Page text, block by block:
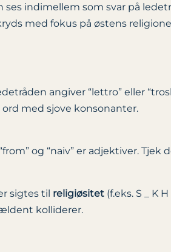
indimellem som svar på
med fokus på østens
angiver “lettro” eller
med sjove konsonanter.
og “naiv” er adjektiver.
sigtes til religiøsitet (f.eks. S _ K H
kolliderer.